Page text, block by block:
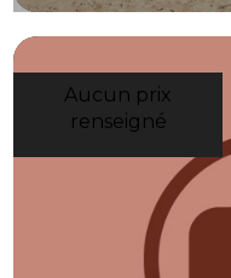
Aucun prix
renseigné